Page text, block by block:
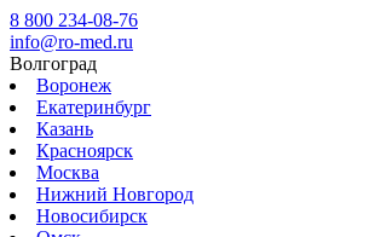
8 800 234-08-76
info@ro-med.ru
Волгоград
Воронеж
Екатеринбург
Казань
Красноярск
Москва
Нижний Новгород
Новосибирск